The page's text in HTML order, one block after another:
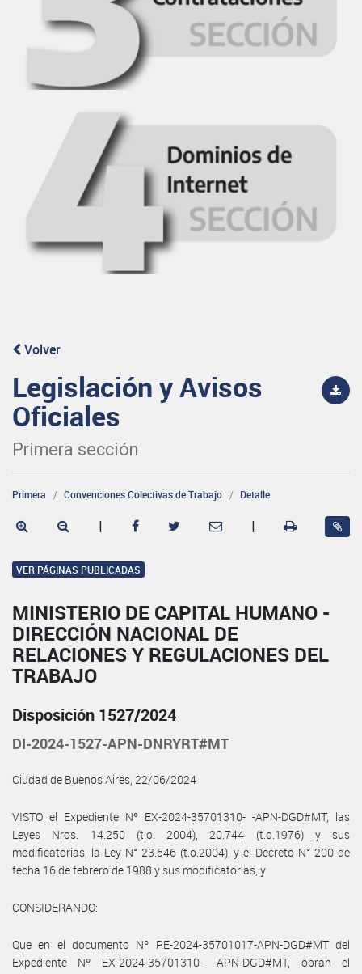
Volver
Legislación y Avisos
Oficiales
Primera sección
Primera Convenciones Colectivas de Trabajo Detalle
| |
VER PÁGINAS PUBLICADAS
MINISTERIO DE CAPITAL HUMANO -
DIRECCIÓN NACIONAL DE
RELACIONES Y REGULACIONES DEL
TRABAJO
Disposición 1527/2024
DI-2024-1527-APN-DNRYRT#MT
Ciudad de Buenos Aires, 22/06/2024
VISTO el Expediente Nº EX-2024-35701310- -APN-DGD#MT, las
Leyes Nros. 14.250 (t.o. 2004), 20.744 (t.o.1976) y sus
modificatorias, la Ley N° 23.546 (t.o.2004), y el Decreto N° 200 de
fecha 16 de febrero de 1988 y sus modificatorias, y
CONSIDERANDO:
Que en el documento Nº RE-2024-35701017-APN-DGD#MT del
Expediente Nº EX-2024-35701310- -APN-DGD#MT, obran el